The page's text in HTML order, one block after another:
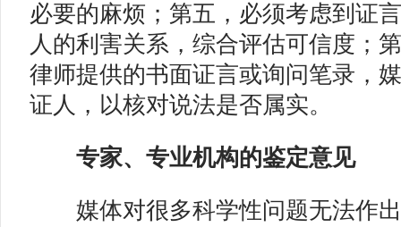
必要的麻烦；第五，必须考虑到证
人的利害关系，综合评估可信度；
律师提供的书面证言或询问笔录，
证人，以核对说法是否属实。
专家、专业机构的鉴定意见
媒体对很多科学性问题无法作出